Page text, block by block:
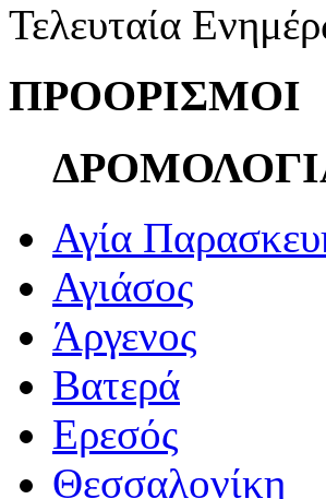
Τελευταία
ΠΡΟΟΡΙΣΜΟΙ
Αγία
Αγιάσος
Άργενος
Βατερά
Ερεσός
Θεσσαλονίκη